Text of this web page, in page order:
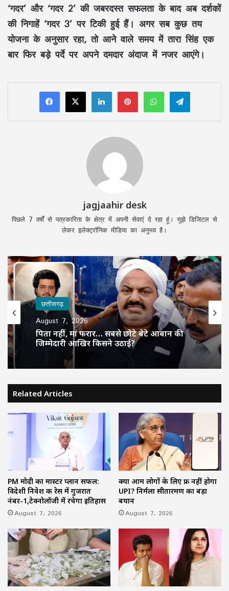
‘गदर’ और ‘गदर 2’ की जबरदस्त सफलता के बाद अब दर्शकों
की निगाहें ‘गदर 3’ पर टिकी हुई हैं। अगर सब कुछ तय
योजना के अनुसार रहा, तो आने वाले समय में तारा सिंह एक
बार फिर बड़े पर्दे पर अपने दमदार अंदाज में नजर आएंगे।
LinkedInPinterestWhatsAppTelegram
jagjaahir desk
पिछले 7 वर्षों से पत्रकारिता के क्षेत्र में अपनी सेवाएं दे रहा हूं। मुझे डिजिटल से
लेकर इलेक्ट्रॉनिक मीडिया का अनुभव है।
छत्तीसगढ़
August 7, 2026
पिता नहीं, मां फरार… सबसे छोटे बेटे आबान की
जिम्मेदारी आखिर किसने उठाई?
Related Articles
PM मोदी का मास्टर प्लान सफल:
विदेशी निवेश की रेस में गुजरात
नंबर-1,टेक्नोलॉजी में रचेगा इतिहास
August 7, 2026
क्या आम लोगों के लिए फ्री नहीं होगा
UPI? निर्मला सीतारमण का बड़ा
बयान
August 7, 2026